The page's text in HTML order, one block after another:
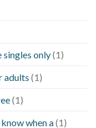
only(1)
adults (1)
(1)
when a(1)